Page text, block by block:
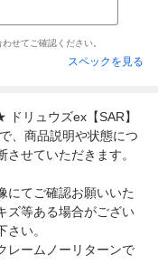
せてご確認ください。
スペックを見る
リュウズex【SAR】
、商品説明や状態につ
せていただきます。
にてご確認お願いいた
ズ等ある場合がござい
い。
レームノーリターンで